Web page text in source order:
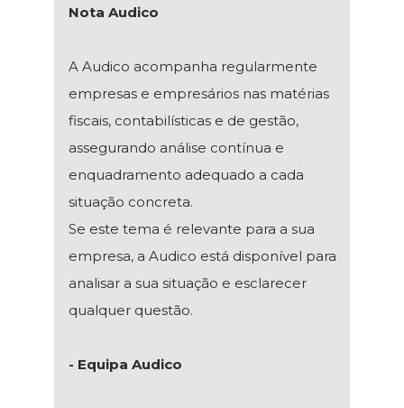
Nota Audico
A Audico acompanha regularmente
empresas e empresários nas matérias
fiscais, contabilísticas e de gestão,
assegurando análise contínua e
enquadramento adequado a cada
situação concreta.
Se este tema é relevante para a sua
empresa, a Audico está disponível para
analisar a sua situação e esclarecer
qualquer questão.
- Equipa Audico